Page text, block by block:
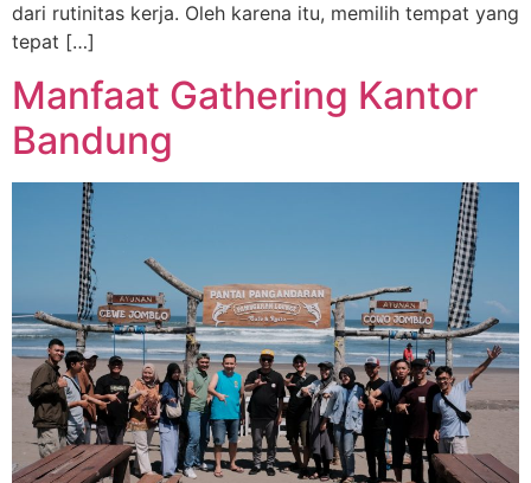
dari rutinitas kerja. Oleh karena itu, memilih tempat yang
tepat […]
Manfaat Gathering Kantor
Bandung